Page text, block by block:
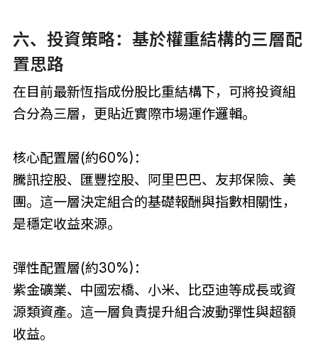
六、投資策略：基於權重結構的三層配
置思路
在目前最新恆指成份股比重結構下，可將投資組
合分為三層，更貼近實際市場運作邏輯。
核心配置層(約60%)：
騰訊控股、匯豐控股、阿里巴巴、友邦保險、美
團。這一層決定組合的基礎報酬與指數相關性，
是穩定收益來源。
彈性配置層(約30%)：
紫金礦業、中國宏橋、小米、比亞迪等成長或資
源類資產。這一層負責提升組合波動彈性與超額
收益。